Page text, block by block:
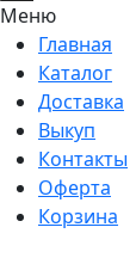
Меню
Главная
Каталог
Доставка
Выкуп
Контакты
Оферта
Корзина